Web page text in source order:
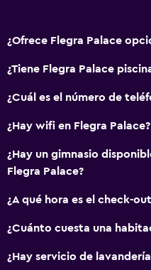
Internet
Extinguidor
Artículos de aseo gratis
Alarma de humo
Calefacción
Ropa de cama
¿Ofrece Flegra Palace
¿Tiene Flegra Palace
¿Cuál es el número de
¿Hay wifi en Flegra Palace?
¿Hay un gimnasio
Flegra Palace?
¿A qué hora es el check-
¿Cuánto cuesta una
¿Hay servicio de